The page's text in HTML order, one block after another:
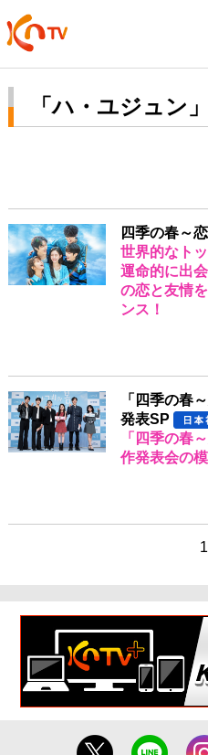
「ハ・ユジュン
四季の春～
世界的なト
運命的に出
の恋と友情
ンス！
「四季の春
発表SP
「四季の春
作発表会の
1